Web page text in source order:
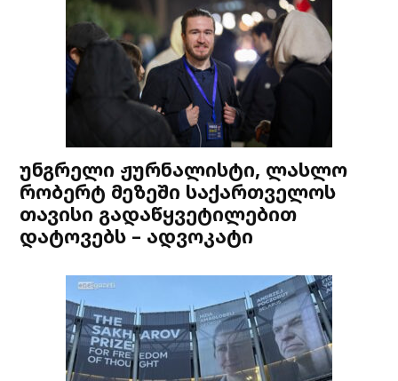
უნგრელი ჟურნალისტი, ლასლო
რობერტ მეზეში საქართველოს
თავისი გადაწყვეტილებით
დატოვებს – ადვოკატი